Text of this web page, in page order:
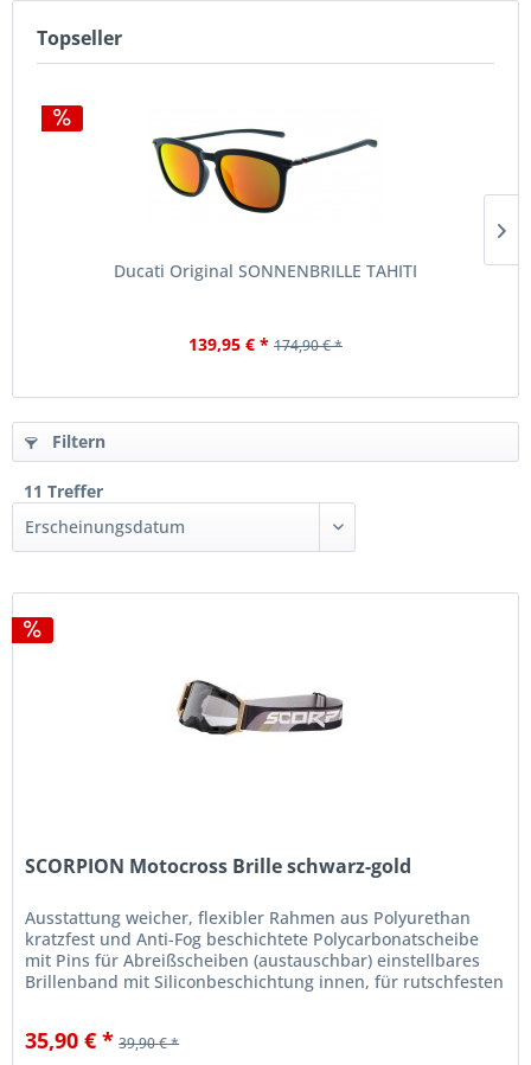
Topseller
Ducati Original SONNENBRILLE TAHITI
139,95 € * 174,90 € *
Filtern
11 Treffer
SCORPION Motocross Brille schwarz-gold
Ausstattung weicher, flexibler Rahmen aus Polyurethan
kratzfest und Anti-Fog beschichtete Polycarbonatscheibe
mit Pins für Abreißscheiben (austauschbar) einstellbares
Brillenband mit Siliconbeschichtung innen, für rutschfesten
35,90 € * 39,90 € *